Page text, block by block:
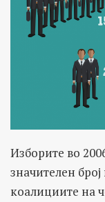
Изборите во
значителен
коалициите на